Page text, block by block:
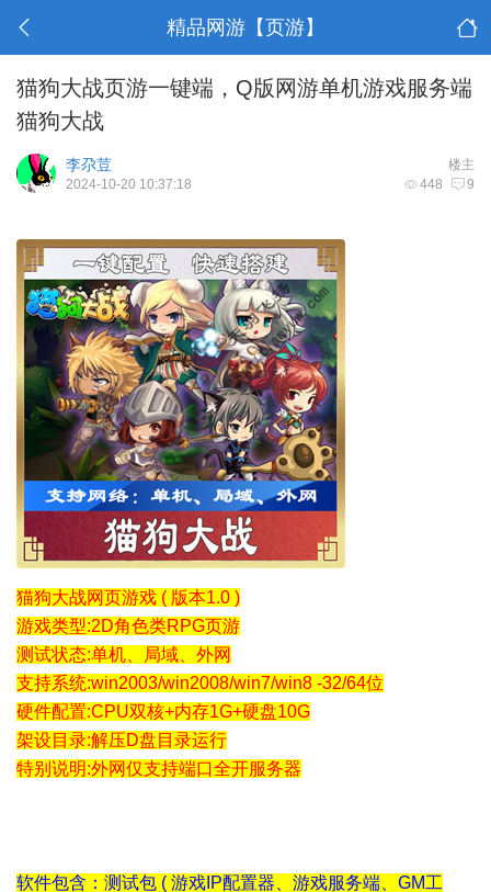
精品网游【页游】
猫狗大战页游一键端，Q版网游单机游戏服务端
猫狗大战
楼主
李尕荳
448 9
2024-10-20 10:37:18
猫狗大战网页游戏 ( 版本1.0 )
游戏类型:2D角色类RPG页游
测试状态:单机、局域、外网
支持系统:win2003/win2008/win7/win8 -32/64位
硬件配置:CPU双核+内存1G+硬盘10G
架设目录:解压D盘目录运行
特别说明:外网仅支持端口全开服务器
软件包含：测试包 ( 游戏IP配置器、游戏服务端、GM工